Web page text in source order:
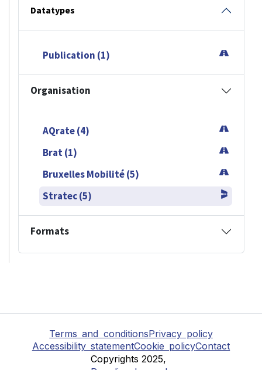
Datatypes
Publication (1)
Organisation
AQrate (4)
Brat (1)
Bruxelles Mobilité (5)
Stratec (5)
Formats
Terms and conditionsPrivacy policy
Accessibility statementCookie policyContact
Copyrights 2025,